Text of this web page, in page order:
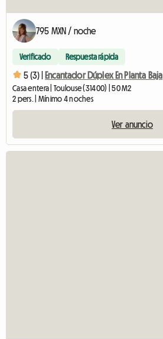
795 MXN / noche
Verificado Respuesta rápida
5 (3) | Encantador Dúplex En Planta Baja
Casa entera | Toulouse (31400) | 50 M2
2 pers. | Mínimo 4 noches
Ver anuncio